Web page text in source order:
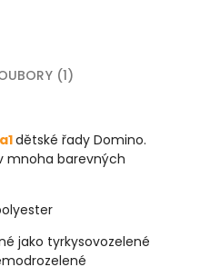
(1)
dětské řady Domino.
mnoha barevných
jako tyrkysovozelené